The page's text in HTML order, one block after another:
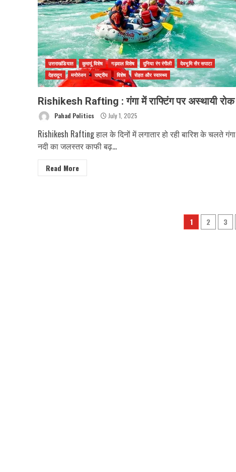
उत्तराखंडियात कुमायूं विशेष गढ़वाल विशेष दुनिया रंग रंगीली
देवभूमि सैर सपाटा
देहरादून
मनोरंजन राष्ट्रीय विशेष सेहत और स्वास्थ्य
Rishikesh Rafting : गंगा में राफ्टिंग पर अस्थायी रोक
Pahad Politics July 1, 2025
Rishikesh Rafting हाल के दिनों में लगातार हो रही बारिश के चलते गंगा
नदी का जलस्तर काफी बढ़...
Read More
Posts
1 2 3